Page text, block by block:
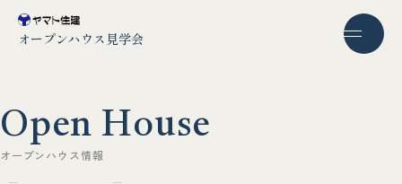
オープンハウス見学会
Open House
オー プンハ ウ ス情報